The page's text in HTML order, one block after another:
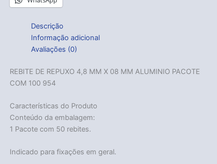
Descrição
Informação adicional
Avaliações (0)
REBITE DE REPUXO 4,8 MM X 08 MM ALUMINIO PACOTE
COM 100 954
Características do Produto
Conteúdo da embalagem:
1 Pacote com 50 rebites.
Indicado para fixações em geral.